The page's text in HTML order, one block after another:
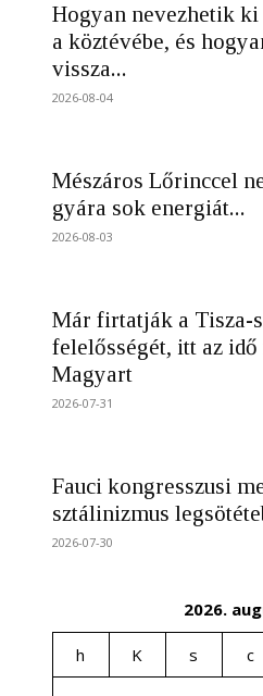
Hogyan nevezhetik
a köztévébe, és
vissza...
2026-08-04
Mészáros Lőrinccel
gyára sok energiát...
2026-08-03
Már firtatják a Tisza-
felelősségét, itt az
Magyart
2026-07-31
Fauci kongresszusi
sztálinizmus
2026-07-30
2026.
h K s c